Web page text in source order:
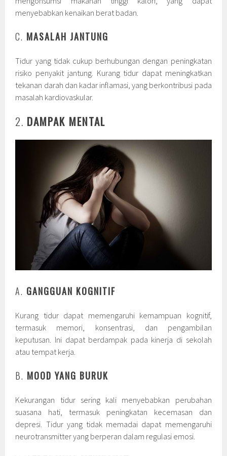
menyebabkan kenaikan berat badan.
C. MASALAH JANTUNG
Tidur yang tidak cukup berhubungan dengan peningkatan
risiko penyakit jantung. Kurang tidur dapat meningkatkan
tekanan darah dan kadar inflamasi, yang berkontribusi pada
masalah kardiovaskular.
2. DAMPAK MENTAL
A. GANGGUAN KOGNITIF
Kurang tidur dapat memengaruhi kemampuan kognitif,
termasuk memori, konsentrasi, dan pengambilan
keputusan. Ini dapat berdampak pada kinerja di sekolah
atau tempat kerja.
B. MOOD YANG BURUK
Kekurangan tidur sering kali menyebabkan perubahan
suasana hati, termasuk peningkatan kecemasan dan
depresi. Tidur yang tidak memadai dapat memengaruhi
neurotransmitter yang berperan dalam regulasi emosi.